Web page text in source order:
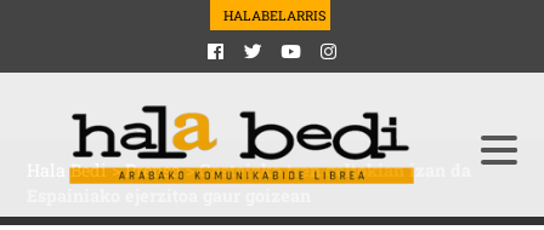
HALABELARRIS
Hala Bedi>Prensa>Gasteizko tren geltokian izan da